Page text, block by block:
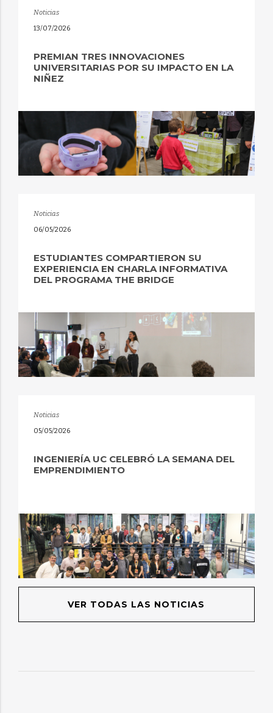
Noticias
13/07/2026
PREMIAN TRES INNOVACIONES
UNIVERSITARIAS POR SU IMPACTO EN LA
NIÑEZ
Noticias
06/05/2026
ESTUDIANTES COMPARTIERON SU
EXPERIENCIA EN CHARLA INFORMATIVA
DEL PROGRAMA THE BRIDGE
Noticias
05/05/2026
INGENIERÍA UC CELEBRÓ LA SEMANA DEL
EMPRENDIMIENTO
VER TODAS LAS NOTICIAS